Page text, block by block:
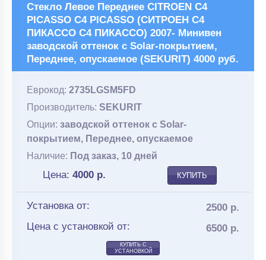
Стекло Левое Переднее CITROEN C4
PICASSO C4 PICASSO (СИТРОЕН С4
ПИКАССО С4 ПИКАССО) 2007- Минивен
заводской оттенок с Solar-покрытием,
Переднее, опускаемое (SEKURIT) 4000 руб.
Еврокод: 2735LGSM5FD
Производитель: SEKURIT
Опции: заводской оттенок с Solar-
покрытием, Переднее, опускаемое
Наличие: Под заказ, 10 дней
Цена: 4000 р. КУПИТЬ
Установка от:
2500 р.
Цена с установкой от:
6500 р.
КУПИТЬ С
УСТАНОВКОЙ